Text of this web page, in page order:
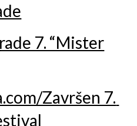
7. “Mister
Završen 7.